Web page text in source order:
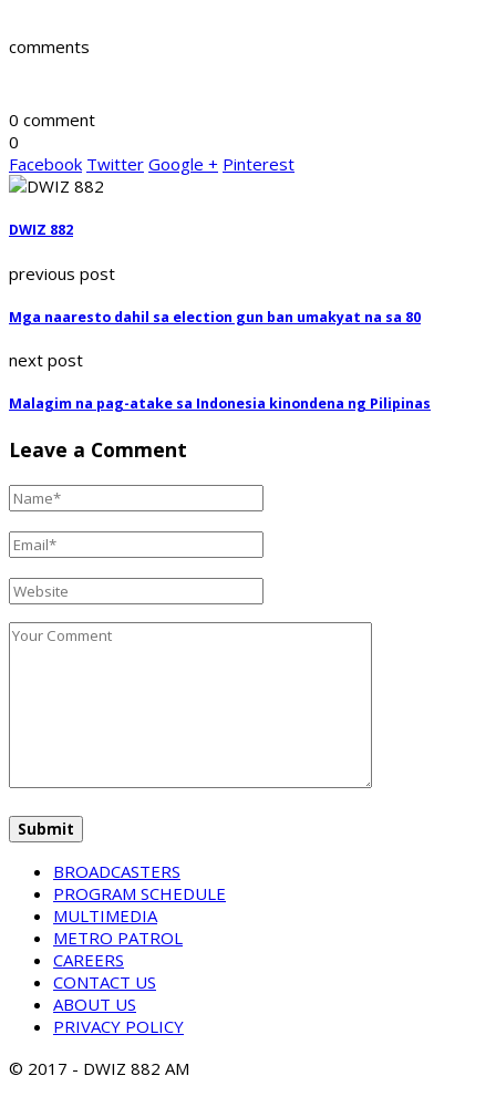
comments
0 comment
0
Facebook Twitter Google + Pinterest
DWIZ 882
previous post
Mga naaresto dahil sa election gun ban umakyat na sa 80
next post
Malagim na pag-atake sa Indonesia kinondena ng Pilipinas
Leave a Comment
BROADCASTERS
PROGRAM SCHEDULE
MULTIMEDIA
METRO PATROL
CAREERS
CONTACT US
ABOUT US
PRIVACY POLICY
© 2017 - DWIZ 882 AM